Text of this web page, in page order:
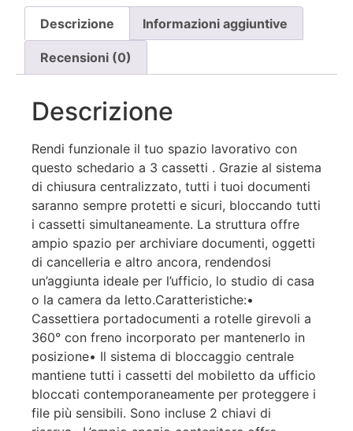
Descrizione Informazioni aggiuntive
Recensioni (0)
Descrizione
Rendi funzionale il tuo spazio lavorativo con
questo schedario a 3 cassetti . Grazie al sistema
di chiusura centralizzato, tutti i tuoi documenti
saranno sempre protetti e sicuri, bloccando tutti
i cassetti simultaneamente. La struttura offre
ampio spazio per archiviare documenti, oggetti
di cancelleria e altro ancora, rendendosi
un’aggiunta ideale per l’ufficio, lo studio di casa
o la camera da letto.Caratteristiche:•
Cassettiera portadocumenti a rotelle girevoli a
360° con freno incorporato per mantenerlo in
posizione• Il sistema di bloccaggio centrale
mantiene tutti i cassetti del mobiletto da ufficio
bloccati contemporaneamente per proteggere i
file più sensibili. Sono incluse 2 chiavi di